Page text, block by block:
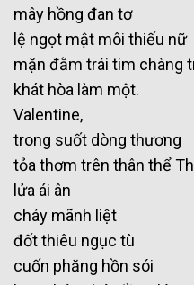
mây hồng đan tơ
lệ ngọt mật môi thiếu nữ
mặn đằm trái tim chàng
khát hòa làm một.
Valentine,
trong suốt dòng thương
tỏa thơm trên thân thể
lửa ái ân
cháy mãnh liệt
đốt thiêu ngục tù
cuốn phăng hồn sói